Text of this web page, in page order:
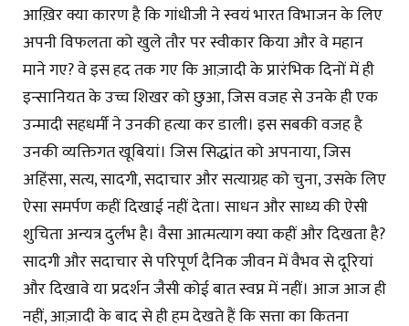
आख़िर क्या कारण है कि गांधीजी ने स्वयं भारत विभाजन के लिए
अपनी विफलता को खुले तौर पर स्वीकार किया और वे महान
माने गए? वे इस हद तक गए कि आज़ादी के प्रारंभिक दिनों में ही
इन्सानियत के उच्च शिखर को छुआ, जिस वजह से उनके ही एक
उन्मादी सहधर्मी ने उनकी हत्या कर डाली। इस सबकी वजह है
उनकी व्यक्तिगत खूबियां। जिस सिद्धांत को अपनाया, जिस
अहिंसा, सत्य, सादगी, सदाचार और सत्याग्रह को चुना, उसके लिए
ऐसा समर्पण कहीं दिखाई नहीं देता। साधन और साध्य की ऐसी
शुचिता अन्यत्र दुर्लभ है। वैसा आत्मत्याग क्या कहीं और दिखता है?
सादगी और सदाचार से परिपूर्ण दैनिक जीवन में वैभव से दूरियां
और दिखावे या प्रदर्शन जैसी कोई बात स्वप्न में नहीं। आज आज ही
नहीं, आज़ादी के बाद से ही हम देखते हैं कि सत्ता का कितना